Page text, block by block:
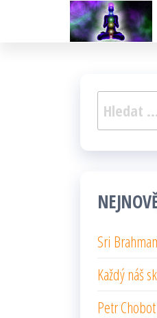
Sri
Každý náš
Petr